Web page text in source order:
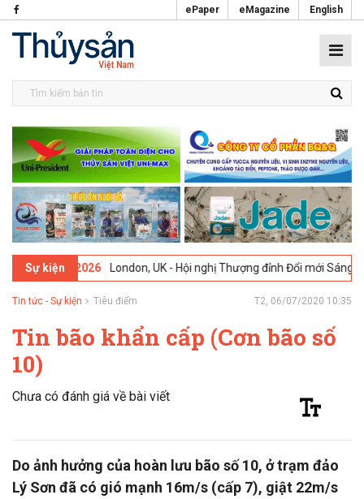
ePaper eMagazine English
Sự kiện
02-2026 London, UK - Hội nghị Thượng đỉnh Đổi mới Sáng tạo
Tin tức - Sự kiện Tiêu điểm T2, 06/07/2020 10:35
Tin bão khẩn cấp (Cơn bão số
10)
Chưa có đánh giá về bài viết
Do ảnh hưởng của hoàn lưu bão số 10, ở trạm đảo
Lý Sơn đã có gió mạnh 16m/s (cấp 7), giật 22m/s